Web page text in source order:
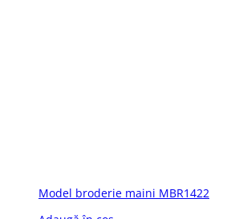
Model broderie maini MBR1422